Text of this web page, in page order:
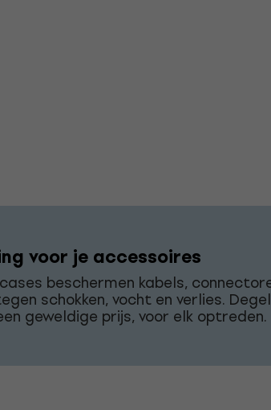
voor je accessoires
beschermen kabels,
schokken, vocht en verlies.
geweldige prijs, voor elk optreden.